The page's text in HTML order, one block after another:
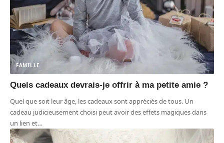
FAMILLE
Quels cadeaux devrais-je offrir à ma petite amie ?
Quel que soit leur âge, les cadeaux sont appréciés de tous. Un
cadeau judicieusement choisi peut avoir des effets magiques dans
un lien et…